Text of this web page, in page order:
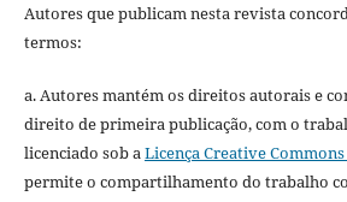
Autores que publicam nesta revista
termos:
a. Autores mantém os direitos autorais e
direito de primeira publicação, com o
licenciado sob aLicença Creative
permite o compartilhamento do trabalho